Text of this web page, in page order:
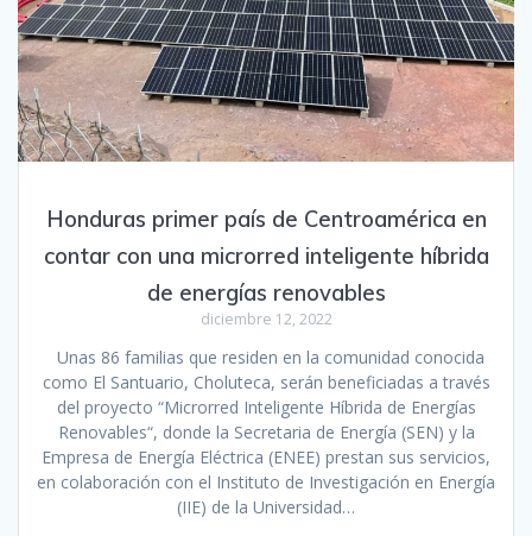
Honduras primer país de Centroamérica en
contar con una microrred inteligente híbrida
de energías renovables
diciembre 12, 2022
Unas 86 familias que residen en la comunidad conocida
como El Santuario, Choluteca, serán beneficiadas a través
del proyecto “Microrred Inteligente Híbrida de Energías
Renovables“, donde la Secretaria de Energía (SEN) y la
Empresa de Energía Eléctrica (ENEE) prestan sus servicios,
en colaboración con el Instituto de Investigación en Energía
(IIE) de la Universidad…